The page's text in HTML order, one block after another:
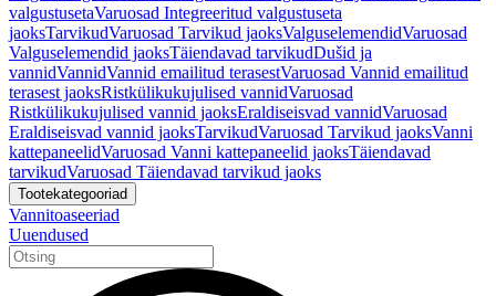
valgustusetaVaruosad Integreeritud valgustuseta
jaoksTarvikudVaruosad Tarvikud jaoksValguselemendidVaruosad
Valguselemendid jaoksTäiendavad tarvikudDušid ja
vannidVannidVannid emailitud terasestVaruosad Vannid emailitud
terasest jaoksRistkülikukujulised vannidVaruosad
Ristkülikukujulised vannid jaoksEraldiseisvad vannidVaruosad
Eraldiseisvad vannid jaoksTarvikudVaruosad Tarvikud jaoksVanni
kattepaneelidVaruosad Vanni kattepaneelid jaoksTäiendavad
tarvikudVaruosad Täiendavad tarvikud jaoks
Tootekategooriad
Vannitoaseeriad
Uuendused